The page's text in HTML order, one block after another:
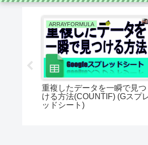
ARRAYFORMULA
重複したデータを一瞬で見つ
ける方法(COUNTIF) (Gスプ
ッドシート)